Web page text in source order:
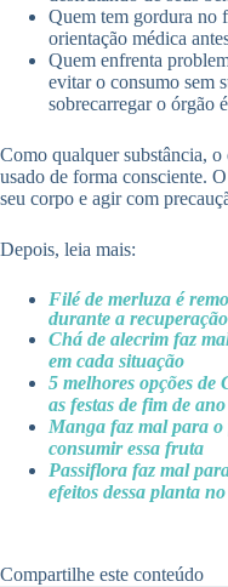
Quem tem gordura no
orientação médica
Quem enfrenta
evitar o consumo sem
sobrecarregar o órgão
Como qualquer substância,
usado de forma consciente.
seu corpo e agir com
Depois, leia mais:
Filé de merluza é
durante a recuperação
Chá de alecrim faz
em cada situação
5 melhores opções
as festas de fim de ano
Manga faz mal para
consumir essa fruta
Passiflora faz mal
efeitos dessa planta
Compartilhe este conteúdo